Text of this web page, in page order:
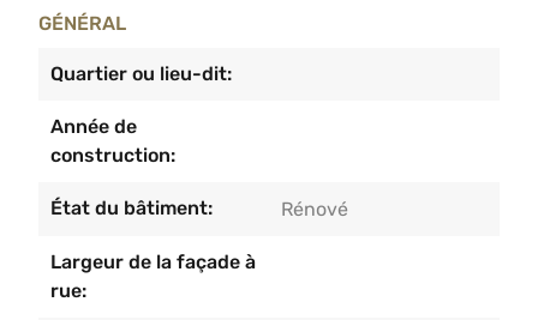
magnifique cuisine hyper-équipée, une salle de jeu
chambres et une salle de bain avec douche et
chambre.Caractéristiques spécifiques du bien :
châssis double vitrage en PVC en parfait état,
système d’alarme, adoucisseur d’eau, toiture en
tuile et isolée, chauffage central au gaz, panneaux
photovoltaïques, PEB B.Faire offre à partir de
399.000€ sous réserve de l’acceptation par les
GÉNÉRAL
Quartier ou lieu-dit:
Année de
construction:
État du bâtiment: Rénové
Largeur de la façade à
rue: